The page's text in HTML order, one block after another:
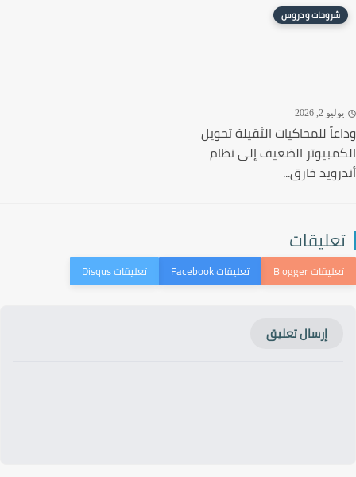
شروحات و دروس
2, 2026
للمحاكيات الثقيلة تحويل
الضعيف إلى نظام
خارق...
إرسال تعليق